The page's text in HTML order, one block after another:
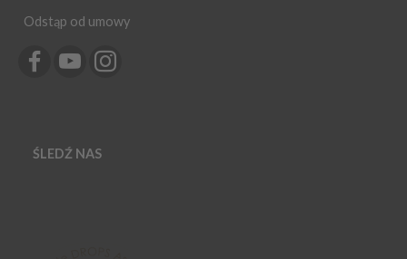
Odstąp od umowy
ŚLEDŹ NAS